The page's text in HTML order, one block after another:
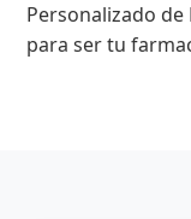
Personalizado
para ser tu